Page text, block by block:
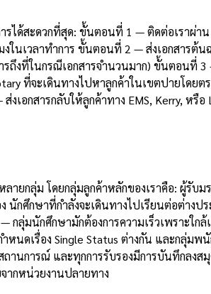
ด้สะดวกที่สุด: ขั้นตอนที่ 1 — ติดต่อเราผ่า
ในเวลาทำการ ขั้นตอนที่ 2 — ส่งเอกสารต้
รถึงที่ในกรณีเอกสารจำนวนมาก) ขั้นตอน
ที่จะเดินทางไปหาลูกค้าในเขตปายโด
อกสารกลับให้ลูกค้าทาง EMS, Kerry, ห
ายกลุ่ม โดยกลุ่มลูกค้าหลักของเราคือ: ผู้รั
นักศึกษาที่กำลังจะเดินทางไปเรียนต่อต่า
ลุ่มนักศึกษามักต้องการความเร็วเพราะใก
ดเรื่อง Single Status ต่างกัน และกลุ่มพ
านการณ์ และทุกการรับรองมีการบันทึกลง
ากหน่วยงานปลายทาง